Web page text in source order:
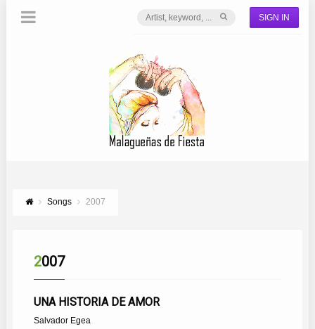
SIGN IN
Songs 2007
2007
UNA HISTORIA DE AMOR
Salvador Egea